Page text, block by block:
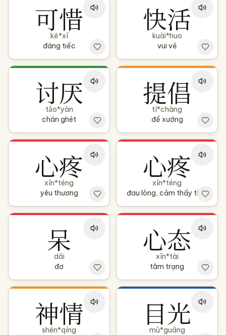
可惜
kě*xī
đáng tiếc
快活
kuài*huo
vui vẻ
讨厌
tǎo*yàn
chán ghét
提倡
tí*chàng
đề xướng
心疼
xīn*téng
yêu thương
心疼
xīn*téng
đau lòng, cảm thấy tiếc
呆
dāi
đơ
心态
xīn*tài
tâm trạng
神情
shén*qíng
目光
mù*guāng